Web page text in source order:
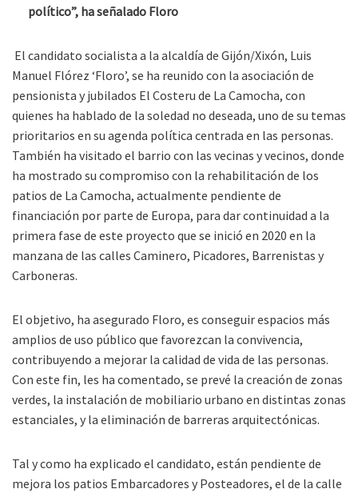
político”, ha señalado Floro
El candidato socialista a la alcaldía de Gijón/Xixón, Luis
Manuel Flórez ‘Floro’, se ha reunido con la asociación de
pensionista y jubilados El Costeru de La Camocha, con
quienes ha hablado de la soledad no deseada, uno de su temas
prioritarios en su agenda política centrada en las personas.
También ha visitado el barrio con las vecinas y vecinos, donde
ha mostrado su compromiso con la rehabilitación de los
patios de La Camocha, actualmente pendiente de
financiación por parte de Europa, para dar continuidad a la
primera fase de este proyecto que se inició en 2020 en la
manzana de las calles Caminero, Picadores, Barrenistas y
Carboneras.
El objetivo, ha asegurado Floro, es conseguir espacios más
amplios de uso público que favorezcan la convivencia,
contribuyendo a mejorar la calidad de vida de las personas.
Con este fin, les ha comentado, se prevé la creación de zonas
verdes, la instalación de mobiliario urbano en distintas zonas
estanciales, y la eliminación de barreras arquitectónicas.
Tal y como ha explicado el candidato, están pendiente de
mejora los patios Embarcadores y Posteadores, el de la calle